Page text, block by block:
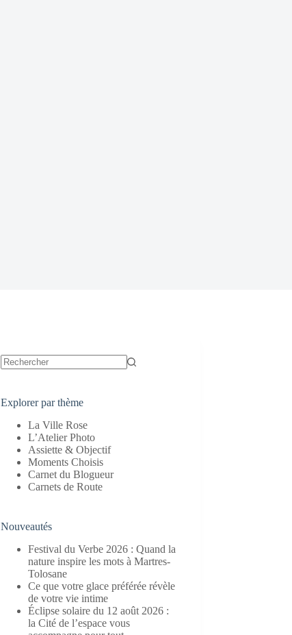
Explorer par thème
La Ville Rose
L’Atelier Photo
Assiette & Objectif
Moments Choisis
Carnet du Blogueur
Carnets de Route
Nouveautés
Festival du Verbe 2026 : Quand la
nature inspire les mots à Martres-
Tolosane
Ce que votre glace préférée révèle
de votre vie intime
Éclipse solaire du 12 août 2026 :
la Cité de l’espace vous